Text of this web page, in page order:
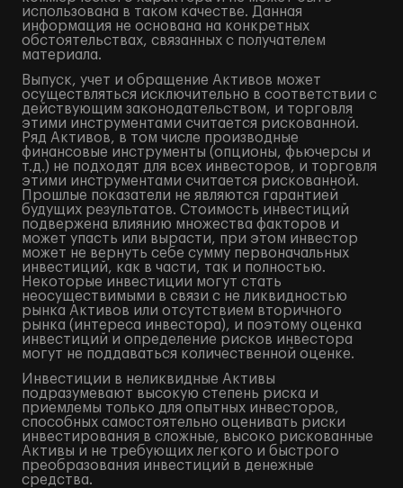
использована в таком качестве. Данная
информация не основана на конкретных
обстоятельствах, связанных с получателем
материала.
Выпуск, учет и обращение Активов может
осуществляться исключительно в соответствии с
действующим законодательством, и торговля
этими инструментами считается рискованной.
Ряд Активов, в том числе производные
финансовые инструменты (опционы, фьючерсы и
т.д.) не подходят для всех инвесторов, и торговля
этими инструментами считается рискованной.
Прошлые показатели не являются гарантией
будущих результатов. Стоимость инвестиций
подвержена влиянию множества факторов и
может упасть или вырасти, при этом инвестор
может не вернуть себе сумму первоначальных
инвестиций, как в части, так и полностью.
Некоторые инвестиции могут стать
неосуществимыми в связи с не ликвидностью
рынка Активов или отсутствием вторичного
рынка (интереса инвестора), и поэтому оценка
инвестиций и определение рисков инвестора
могут не поддаваться количественной оценке.
Инвестиции в неликвидные Активы
подразумевают высокую степень риска и
приемлемы только для опытных инвесторов,
способных самостоятельно оценивать риски
инвестирования в сложные, высоко рискованные
Активы и не требующих легкого и быстрого
преобразования инвестиций в денежные
средства.